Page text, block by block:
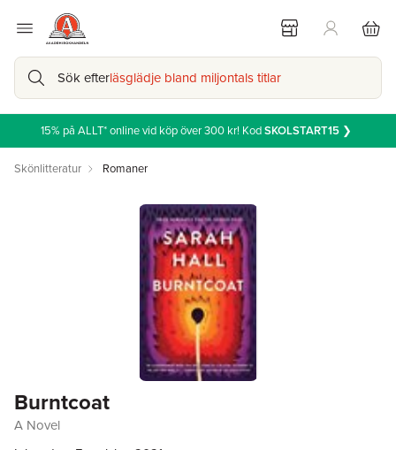
Sök efterläsglädje bland miljontals titlar
15% på ALLT* online vid köp över 300 kr! KodSKOLSTART15 ❯
Skönlitteratur Romaner
Burntcoat
A Novel